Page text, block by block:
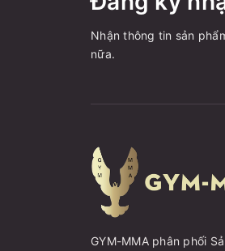
Nhận thông tin sản
nữa.
GYM-MMA phân phối